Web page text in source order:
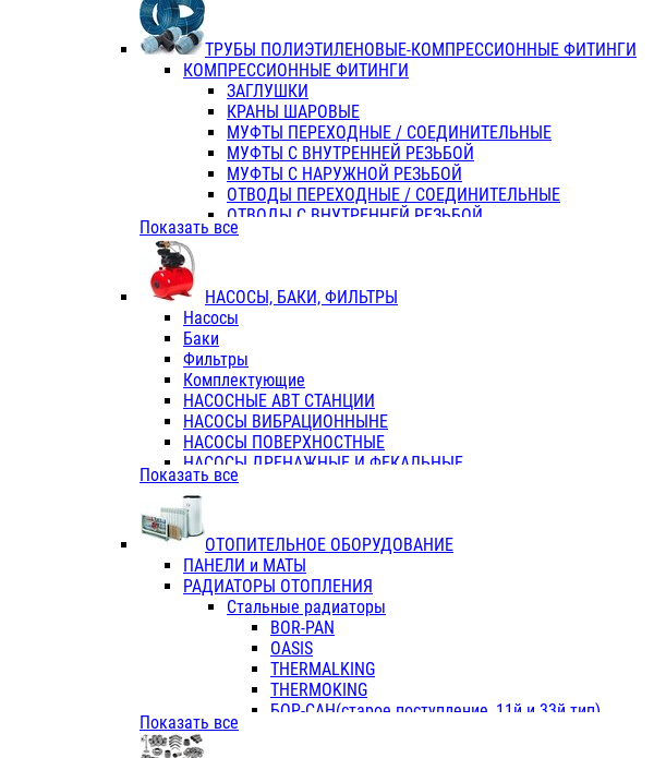
Отвертки
Хоз. инвентарь
ЭЛ. ИНСТРУМЕНТ OASIS
ТРУБЫ ПОЛИЭТИЛЕНОВЫЕ-КОМПРЕССИОННЫЕ ФИТИНГИ
КОМПРЕССИОННЫЕ ФИТИНГИ
ЗАГЛУШКИ
КРАНЫ ШАРОВЫЕ
МУФТЫ ПЕРЕХОДНЫЕ / СОЕДИНИТЕЛЬНЫЕ
МУФТЫ С ВНУТРЕННЕЙ РЕЗЬБОЙ
МУФТЫ С НАРУЖНОЙ РЕЗЬБОЙ
ОТВОДЫ ПЕРЕХОДНЫЕ / СОЕДИНИТЕЛЬНЫЕ
ОТВОДЫ С ВНУТРЕННЕЙ РЕЗЬБОЙ
ОТВОДЫ С НАРУЖНОЙ РЕЗЬБОЙ
ТРОЙНИКИ ПЕРЕХОДНЫЕ / СОЕДИНИТЕЛЬНЫЕ
ТРОЙНИКИ С ВНУТРЕННЕЙ РЕЗЬБОЙ
КОЛЬЦА РЕЗИНОВЫЕ
ТРУБЫ НАПОРНЫЕ
ТРУБЫ ГОФРИРОВАННЫЕ ДВУХСЛ.
ТРУБЫ ПОЛИЭТИЛЕНОВЫЕ
Показать все
НАСОСЫ, БАКИ, ФИЛЬТРЫ
Насосы
Баки
Фильтры
Комплектующие
НАСОСНЫЕ АВТ СТАНЦИИ
НАСОСЫ ВИБРАЦИОННЫНЕ
НАСОСЫ ПОВЕРХНОСТНЫЕ
НАСОСЫ ДРЕНАЖНЫЕ И ФЕКАЛЬНЫЕ
НАСОСЫ ПОВЫСИТ и ЦИРКУЛЯЦИОННЫЕ
НАСОСЫ СКВАЖИННЫЕ
Показать все
ОТОПИТЕЛЬНОЕ ОБОРУДОВАНИЕ
ПАНЕЛИ и МАТЫ
РАДИАТОРЫ ОТОПЛЕНИЯ
Стальные радиаторы
BOR-PAN
OASIS
THERMALKING
THERMOKING
БОР-САН(старое поступление, 11й и 33й тип)
Показать все